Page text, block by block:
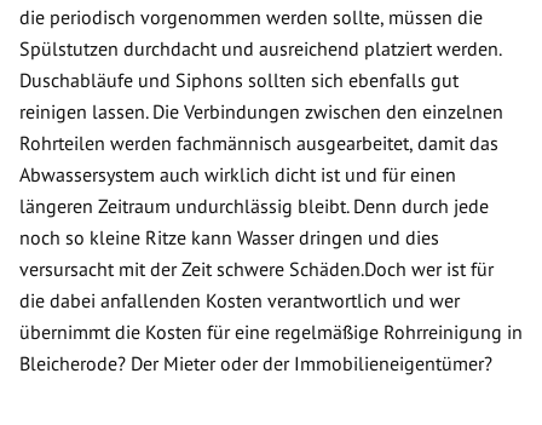
die periodisch vorgenommen werden sollte, müssen die
Spülstutzen durchdacht und ausreichend platziert werden.
Duschabläufe und Siphons sollten sich ebenfalls gut
reinigen lassen. Die Verbindungen zwischen den einzelnen
Rohrteilen werden fachmännisch ausgearbeitet, damit das
Abwassersystem auch wirklich dicht ist und für einen
längeren Zeitraum undurchlässig bleibt. Denn durch jede
noch so kleine Ritze kann Wasser dringen und dies
versursacht mit der Zeit schwere Schäden.Doch wer ist für
die dabei anfallenden Kosten verantwortlich und wer
übernimmt die Kosten für eine regelmäßige Rohrreinigung in
Bleicherode? Der Mieter oder der Immobilieneigentümer?